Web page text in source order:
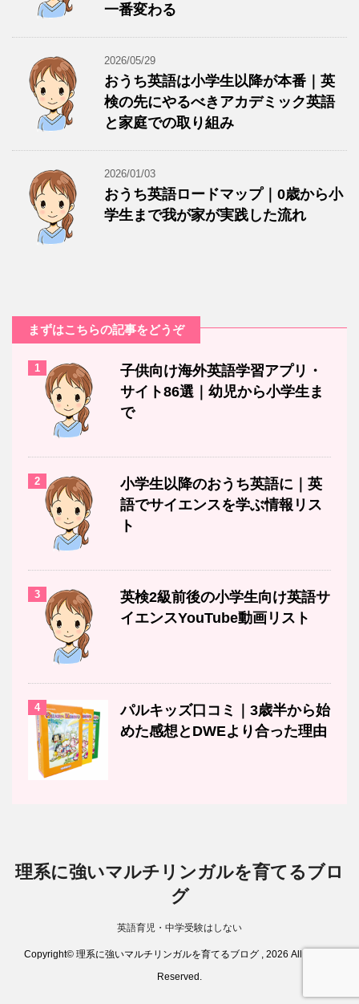
一番変わる
2026/05/29
おうち英語は小学生以降が本番｜英
検の先にやるべきアカデミック英語
と家庭での取り組み
2026/01/03
おうち英語ロードマップ｜0歳から小
学生まで我が家が実践した流れ
まずはこちらの記事をどうぞ
1
子供向け海外英語学習アプリ・
サイト86選｜幼児から小学生ま
で
2
小学生以降のおうち英語に｜英
語でサイエンスを学ぶ情報リス
ト
3
英検2級前後の小学生向け英語サ
イエンスYouTube動画リスト
4
パルキッズ口コミ｜3歳半から始
めた感想とDWEより合った理由
理系に強いマルチリンガルを育てるブロ
グ
英語育児・中学受験はしない
Copyright© 理系に強いマルチリンガルを育てるブログ , 2026 All Rights
Reserved.